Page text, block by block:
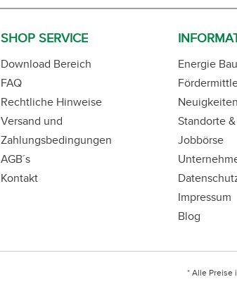
SHOP SERVICE
Download Bereich
FAQ
Rechtliche Hinweise
Versand und
Zahlungsbedingungen
AGB´s
Kontakt
Energie
Neuigkeiten
Standorte
Jobbörse
Impressum
Blog
* Alle Preise